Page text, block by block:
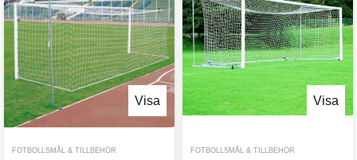
Visa
FOTBOLLSMÅL & TILLBEHÖR
Visa
FOTBOLLSMÅL & TILLBEHÖR